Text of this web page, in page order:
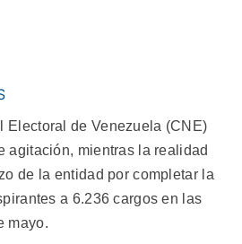
Electoral de Venezuela (CNE)
agitación, mientras la realidad
de la entidad por completar la
a 6.236 cargos en las
mayo.